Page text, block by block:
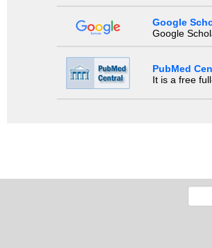
Google
Google
PubMed
It is a free